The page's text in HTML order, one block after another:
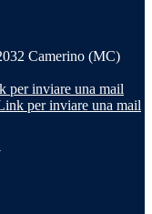
Camerino (MC)
per inviare una mail
per inviare una mail